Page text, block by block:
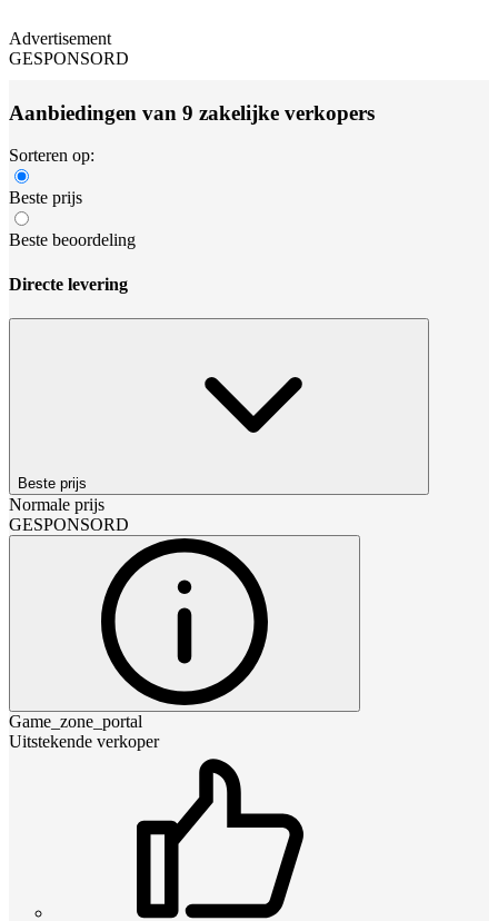
Advertisement
GESPONSORD
Aanbiedingen van 9 zakelijke verkopers
Sorteren op:
Beste prijs
Beste beoordeling
Directe levering
Beste prijs
Normale prijs
GESPONSORD
Game_zone_portal
Uitstekende verkoper